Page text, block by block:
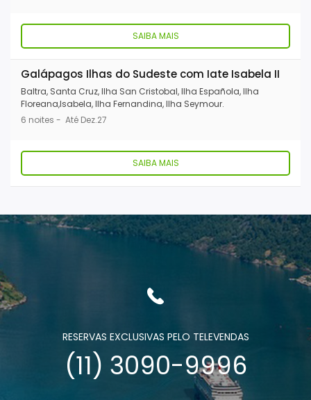
SAIBA MAIS
Galápagos Ilhas do Sudeste com Iate Isabela II
Baltra, Santa Cruz, Ilha San Cristobal, Ilha Española, Ilha
Floreana,Isabela, Ilha Fernandina, Ilha Seymour.
6 noites - Até Dez.27
SAIBA MAIS
RESERVAS EXCLUSIVAS PELO TELEVENDAS
(11) 3090-9996